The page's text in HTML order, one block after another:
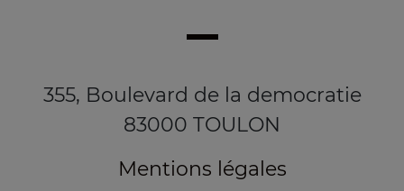
355, Boulevard de la democratie
83000 TOULON
Mentions légales